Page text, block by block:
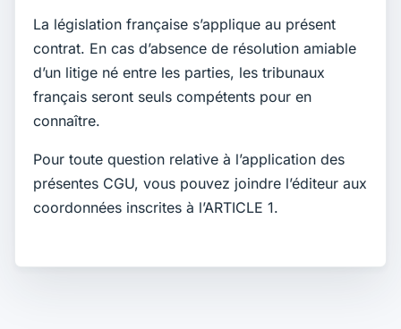
La législation française s’applique au présent
contrat. En cas d’absence de résolution amiable
d’un litige né entre les parties, les tribunaux
français seront seuls compétents pour en
connaître.
Pour toute question relative à l’application des
présentes CGU, vous pouvez joindre l’éditeur aux
coordonnées inscrites à l’ARTICLE 1.